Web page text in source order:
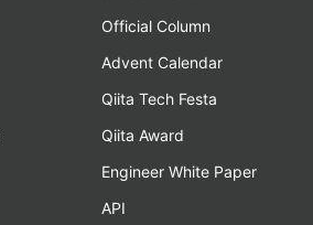
Official Column
Advent Calendar
Qiita Tech Festa
Qiita Award
Engineer White Paper
API